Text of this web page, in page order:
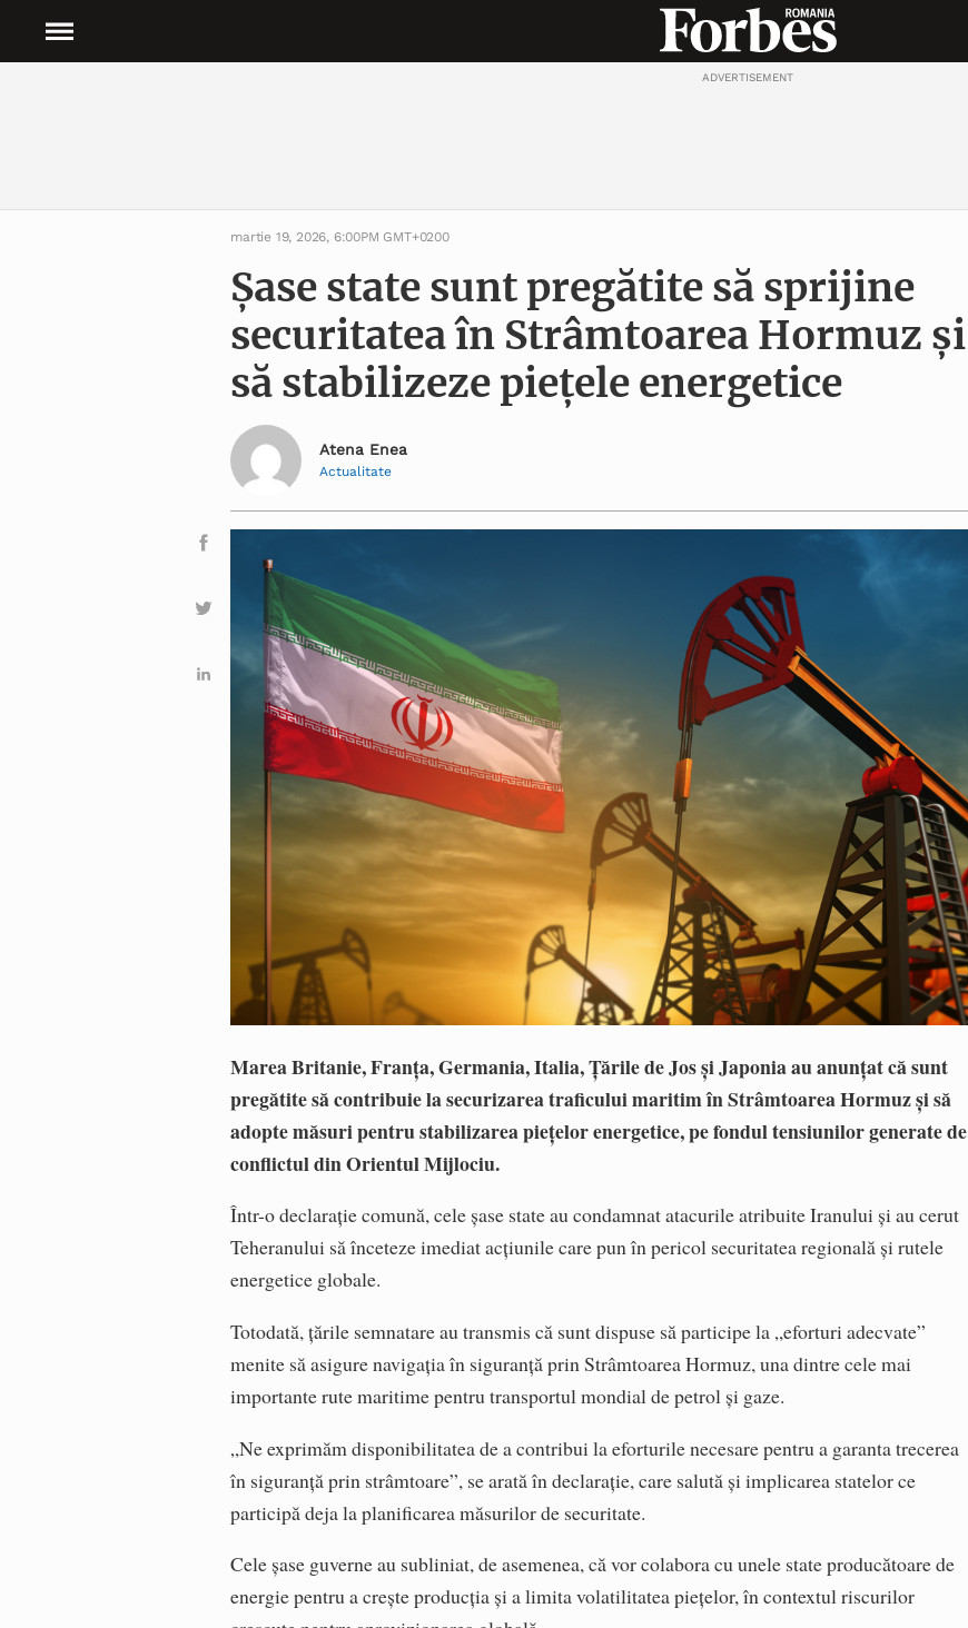
ADVERTISEMENT
martie 19, 2026, 6:00PM GMT+0200
Șase state sunt pregătite să sprijine
securitatea în Strâmtoarea Hormuz și
să stabilizeze piețele energetice
Atena Enea
Actualitate
Marea Britanie, Franța, Germania, Italia, Țările de Jos și Japonia au anunțat că sunt
pregătite să contribuie la securizarea traficului maritim în Strâmtoarea Hormuz și să
adopte măsuri pentru stabilizarea piețelor energetice, pe fondul tensiunilor generate de
conflictul din Orientul Mijlociu.
Într-o declarație comună, cele șase state au condamnat atacurile atribuite Iranului și au cerut
Teheranului să înceteze imediat acțiunile care pun în pericol securitatea regională și rutele
energetice globale.
Totodată, țările semnatare au transmis că sunt dispuse să participe la „eforturi adecvate”
menite să asigure navigația în siguranță prin Strâmtoarea Hormuz, una dintre cele mai
importante rute maritime pentru transportul mondial de petrol și gaze.
„Ne exprimăm disponibilitatea de a contribui la eforturile necesare pentru a garanta trecerea
în siguranță prin strâmtoare”, se arată în declarație, care salută și implicarea statelor ce
participă deja la planificarea măsurilor de securitate.
Cele șase guverne au subliniat, de asemenea, că vor colabora cu unele state producătoare de
energie pentru a crește producția și a limita volatilitatea piețelor, în contextul riscurilor